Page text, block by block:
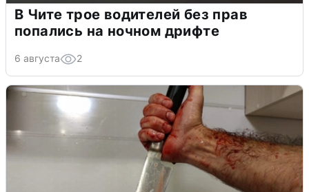
В Чите трое водителей без прав
попались на ночном дрифте
6 августа 2